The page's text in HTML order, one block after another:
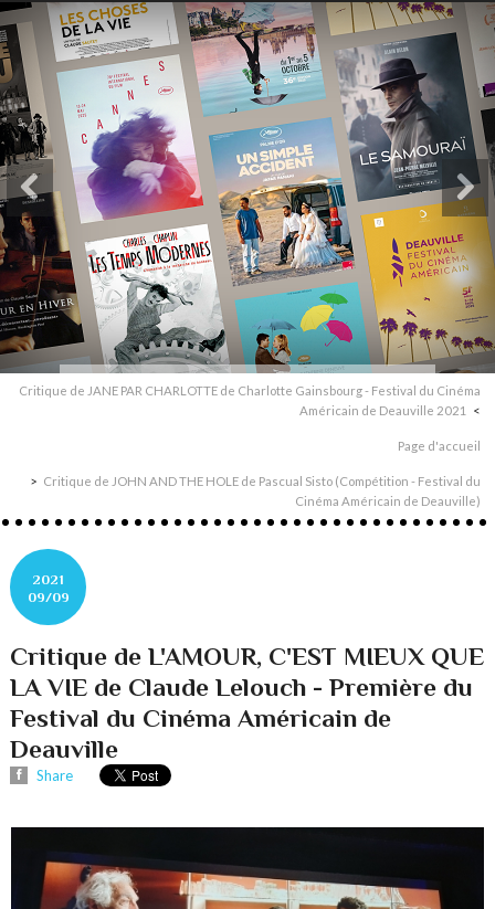
Critique de JANE PAR CHARLOTTE de Charlotte Gainsbourg - Festival du Cinéma
Américain de Deauville 2021
Page d'accueil
Critique de JOHN AND THE HOLE de Pascual Sisto (Compétition - Festival du
Cinéma Américain de Deauville)
2021
09/09
Critique de L'AMOUR, C'EST MIEUX QUE
LA VIE de Claude Lelouch - Première du
Festival du Cinéma Américain de
Deauville
Share